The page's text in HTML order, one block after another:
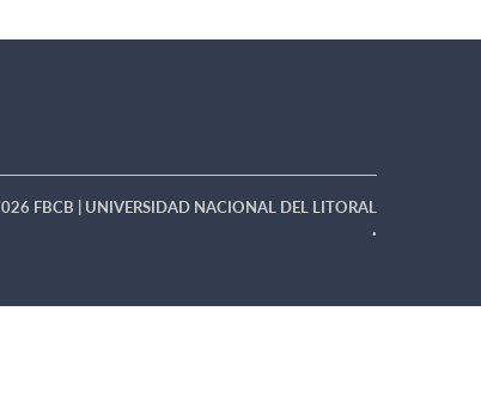
FBCB | UNIVERSIDAD NACIONAL DEL LITORAL
·